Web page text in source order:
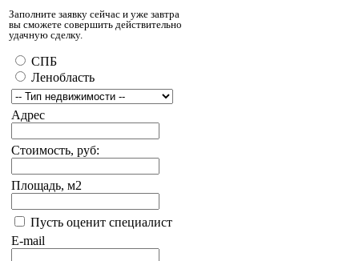
Заполните заявку сейчас и уже завтра
вы сможете совершить действительно
удачную сделку.
СПБ
Ленобласть
Адрес
Стоимость, руб:
Площадь, м2
Пусть оценит специалист
E-mail